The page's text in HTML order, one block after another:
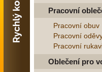
Pracovní
Pracovní obuv
Pracovní
Pracovní
Oblečení pro
Provozovna:
Hradec Králové
Provozovna:
Hradec Králové